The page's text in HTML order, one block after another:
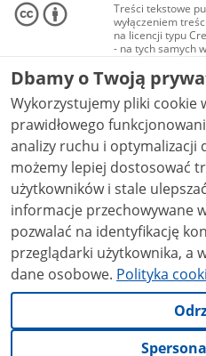
Treści tekstowe
wyłączeniem
na licencji typu
- na tych samych
Materiały
audio i wideo, są
Creative
niekomercyjne -
NC-ND 4.0), o ile
Dbamy o Twoją
Wykorzystujemy pliki cookie
prawidłowego
analizy ruchu i optymalizacji
możemy lepiej dostosować
użytkowników i stale ulepszać nasze
informacje przechowywane
pozwalać na identyfikację
przeglądarki użytkownika, a
dane osobowe. Polityka